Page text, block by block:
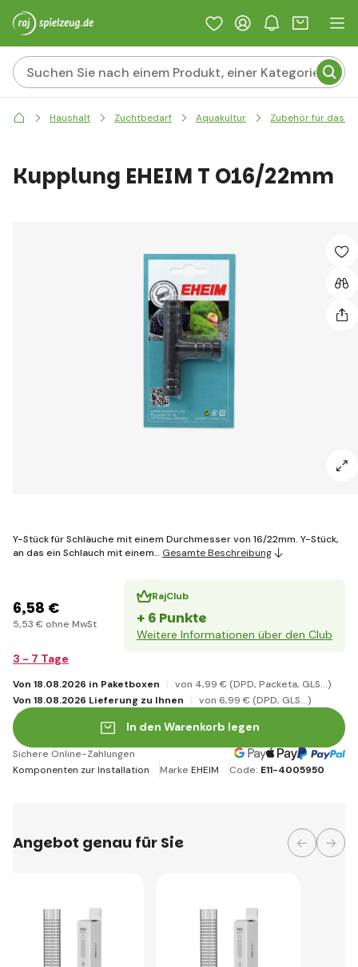
Haushalt Zuchtbedarf Aquakultur Zubehör für das
Kupplung EHEIM T O16/22mm
Y-Stück für Schläuche mit einem Durchmesser von 16/22mm. Y-Stück,
an das ein Schlauch mit einem… Gesamte Beschreibung
6,58 €
5,53 € ohne MwSt
RajClub
+ 6 Punkte
Weitere Informationen über den Club
3 - 7 Tage
Von 18.08.2026 in Paketboxen von 4,99 € (DPD, Packeta, GLS...)
Von 18.08.2026 Lieferung zu Ihnen
von 6,99 € (DPD, GLS...)
In den Warenkorb legen
Sichere Online-Zahlungen
Komponenten zur Installation
Marke EHEIM Code: E11-4005950
Angebot genau für Sie